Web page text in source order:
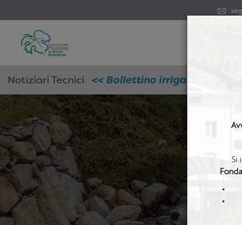
Si
Notiziari Tecnici << Bollettino irrigazione n. 32